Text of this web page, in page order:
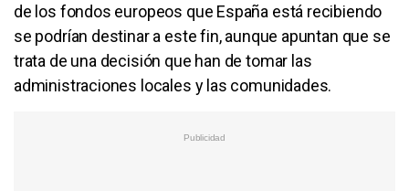
de los fondos europeos que España está recibiendo
se podrían destinar a este fin, aunque apuntan que se
trata de una decisión que han de tomar las
administraciones locales y las comunidades.